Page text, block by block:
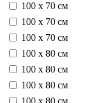
100 х 70 см
100 х 70 см
100 х 70 см
100 х 80 см
100 х 80 см
100 х 80 см
100 х 80 см